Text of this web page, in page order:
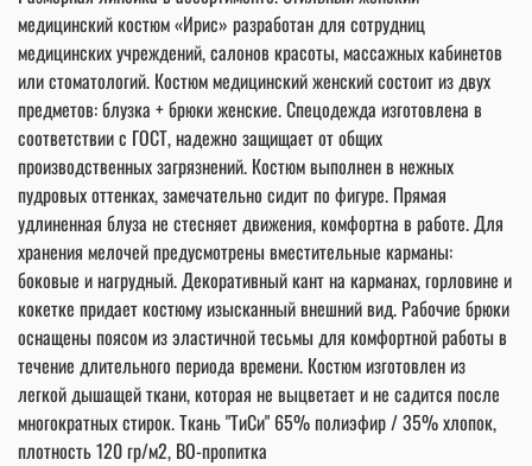
медицинский костюм «Ирис» разработан для сотрудниц
медицинских учреждений, салонов красоты, массажных кабинетов
или стоматологий. Костюм медицинский женский состоит из двух
предметов: блузка + брюки женские. Спецодежда изготовлена в
соответствии с ГОСТ, надежно защищает от общих
производственных загрязнений. Костюм выполнен в нежных
пудровых оттенках, замечательно сидит по фигуре. Прямая
удлиненная блуза не стесняет движения, комфортна в работе. Для
хранения мелочей предусмотрены вместительные карманы:
боковые и нагрудный. Декоративный кант на карманах, горловине и
кокетке придает костюму изысканный внешний вид. Рабочие брюки
оснащены поясом из эластичной тесьмы для комфортной работы в
течение длительного периода времени. Костюм изготовлен из
легкой дышащей ткани, которая не выцветает и не садится после
многократных стирок. Ткань "ТиСи" 65% полиэфир / 35% хлопок,
плотность 120 гр/м2, ВО-пропитка